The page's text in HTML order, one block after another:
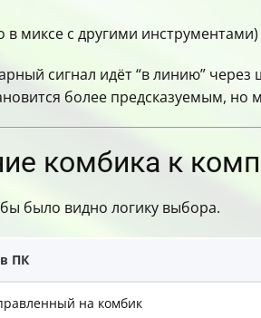
в миксе с другими инструментами)
сигнал идёт “в линию”
более предсказуемым, но
комбика к
было видно логику выбора.
ПК
на комбик